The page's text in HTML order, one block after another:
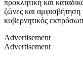
προκλητική και
ζώνες και αμφισβήτηση
κυβερνητικός
Advertisement
Advertisement